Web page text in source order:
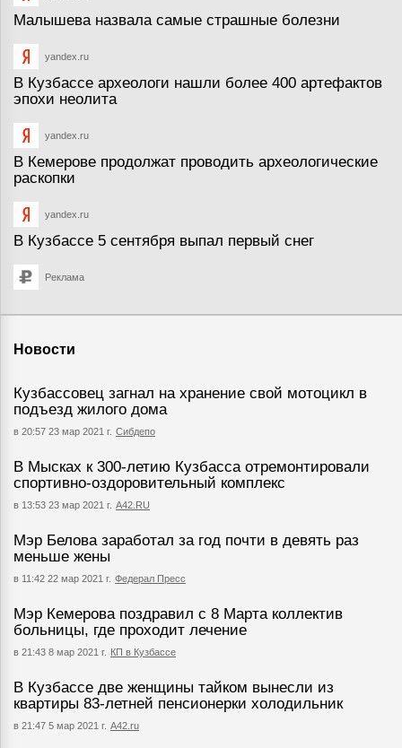
Малышева назвала самые страшные болезни
yandex.ru
В Кузбассе археологи нашли более 400 артефактов
эпохи неолита
yandex.ru
В Кемерове продолжат проводить археологические
раскопки
yandex.ru
В Кузбассе 5 сентября выпал первый снег
Реклама
Новости
Кузбассовец загнал на хранение свой мотоцикл в
подъезд жилого дома
в 20:57 23 мар 2021 г. Сибдепо
В Мысках к 300-летию Кузбасса отремонтировали
спортивно-оздоровительный комплекс
в 13:53 23 мар 2021 г. А42.RU
Мэр Белова заработал за год почти в девять раз
меньше жены
в 11:42 22 мар 2021 г. Федерал Пресс
Мэр Кемерова поздравил с 8 Марта коллектив
больницы, где проходит лечение
в 21:43 8 мар 2021 г. КП в Кузбассе
В Кузбассе две женщины тайком вынесли из
квартиры 83-летней пенсионерки холодильник
в 21:47 5 мар 2021 г. А42.ru